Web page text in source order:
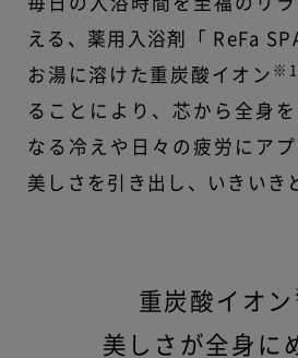
える、薬用入浴剤「 ReFa
お湯に溶けた重炭酸イオン ※1
ることにより、芯から全身
なる冷えや日々の疲労にア
美しさを引き出し、いきいき
重炭酸イオン
美しさが全身に